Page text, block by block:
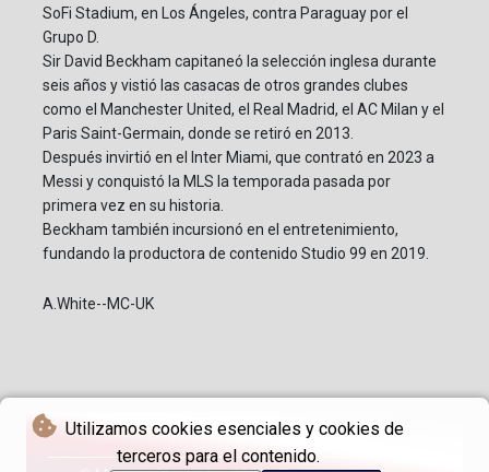
Utilizamos cookies esenciales y cookies de
terceros para el contenido.
SoFi Stadium, en Los Ángeles, contra Paraguay por el
Grupo D.
Sir David Beckham capitaneó la selección inglesa durante
seis años y vistió las casacas de otros grandes clubes
como el Manchester United, el Real Madrid, el AC Milan y el
Paris Saint-Germain, donde se retiró en 2013.
Después invirtió en el Inter Miami, que contrató en 2023 a
Messi y conquistó la MLS la temporada pasada por
primera vez en su historia.
Beckham también incursionó en el entretenimiento,
fundando la productora de contenido Studio 99 en 2019.
A.White--MC-UK